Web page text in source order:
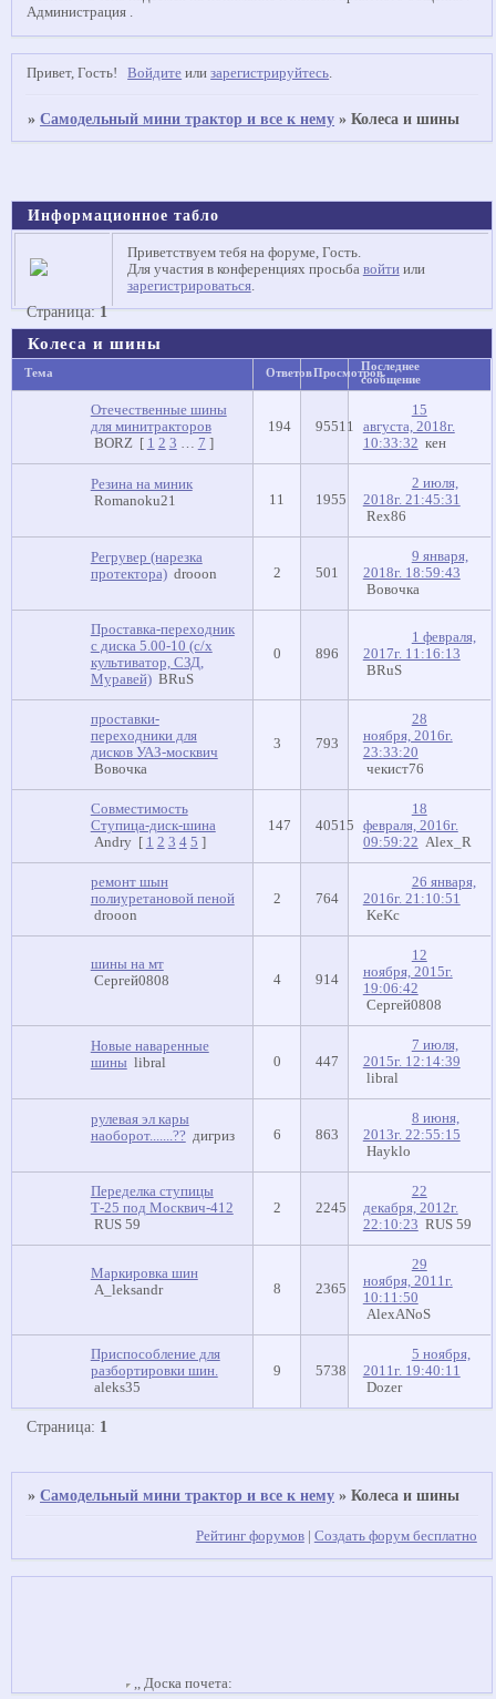
Администрация .
Привет, Гость! Войдите илизарегистрируйтесь.
»Самодельный мини трактор и все к нему »Колеса и шины
Информационное табло
Приветствуем тебя на форуме, Гость.
Для участия в конференциях просьба войтиили
зарегистрироваться.
Колеса и шины
Страница:1
Тема ОтветовПросмотровПоследнее
сообщение
Отечественные шины
для минитракторов
BORZ [ 1 2 3 … 7 ]
194 95511
15
августа, 2018г.
10:33:32 кен
Резина на миник
Romanoku21
11 1955
2 июля,
2018г. 21:45:31
Rex86
Регрувер (нарезка
протектора) drooon 2 501
9 января,
2018г. 18:59:43
Вовочка
Проставка-переходник
с диска 5.00-10 (с/х
культиватор, СЗД,
Муравей) BRuS
0 896
1 февраля,
2017г. 11:16:13
BRuS
проставки-
переходники для
дисков УАЗ-москвич
Вовочка
3 793
28
ноября, 2016г.
23:33:20
чекист76
Совместимость
Ступица-диск-шина
Andry [ 1 2 3 4 5 ]
147 40515
18
февраля, 2016г.
09:59:22 Alex_R
ремонт шын
полиуретановой пеной
drooon
2 764
26 января,
2016г. 21:10:51
KeKc
шины на мт
Сергей0808
4 914
12
ноября, 2015г.
19:06:42
Сергей0808
Новые наваренные
шины libral 0 447
7 июля,
2015г. 12:14:39
libral
рулевая эл кары
наоборот.......?? дигриз 6 863
8 июня,
2013г. 22:55:15
Hayklo
Переделка ступицы
Т-25 под Москвич-412
RUS 59
2 2245
22
декабря, 2012г.
22:10:23 RUS 59
Маркировка шин
A_leksandr
8 2365
29
ноября, 2011г.
10:11:50
AlexANoS
Приспособление для
разбортировки шин.
aleks35
9 5738
5 ноября,
2011г. 19:40:11
Dozer
Страница: 1
»Самодельный мини трактор и все к нему »Колеса и шины
Рейтинг форумов| Создать форум бесплатно
,, Доска почета: